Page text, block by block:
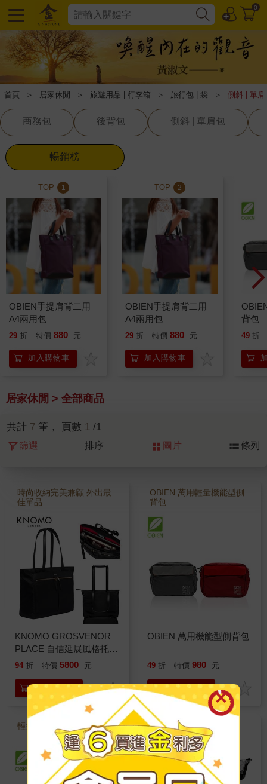
0
首頁 ＞ 居家休閒 ＞ 旅遊用品 | 行李箱 ＞ 旅行包 | 袋 ＞ 側斜 | 單肩
商務包 後背包 側斜 | 單肩包
暢銷榜
TOP 1
OBIEN手提肩背二用
A4兩用包
29 折 特價 880 元
加入購物車
TOP 2
OBIEN手提肩背二用
A4兩用包
29 折 特價 880 元
加入購物車
背包
49 折
居家休閒 > 全部商品
共計 7 筆， 頁數 1 /1
篩選 排序 圖片 條列
時尚收納完美兼顧 外出最
佳單品
KNOMO GROSVENOR
PLACE 自信延展風格托特
包
94 折 特價 5800 元
加入購物車
OBIEN 萬用輕量機能型側
背包
OBIEN 萬用機能型側背包
49 折 特價 980 元
加入購物車
輕捷腰包 萬用休閒側背包